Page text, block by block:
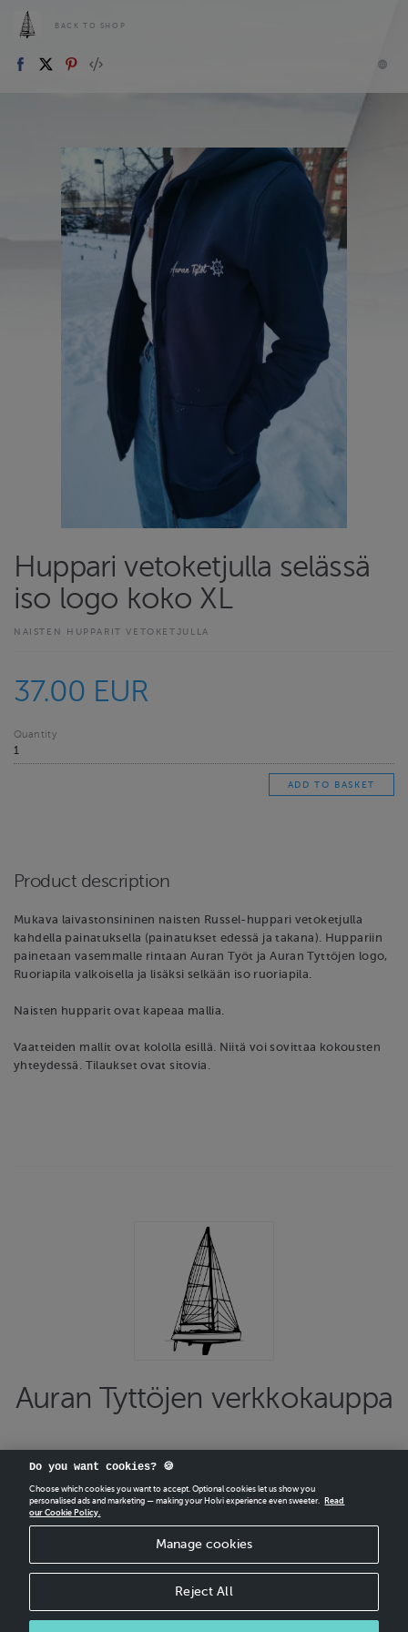
BACK TO SHOP
Huppari vetoketjulla selässä
iso logo koko XL
NAISTEN HUPPARIT VETOKETJULLA
37.00 EUR
Quantity
Product description
Mukava laivastonsininen naisten Russel-huppari vetoketjulla
kahdella painatuksella (painatukset edessä ja takana). Huppariin
painetaan vasemmalle rintaan Auran Työt ja Auran Tyttöjen logo,
Ruoriapila valkoisella ja lisäksi selkään iso ruoriapila.
Naisten hupparit ovat kapeaa mallia.
Vaatteiden mallit ovat kololla esillä. Niitä voi sovittaa kokousten
yhteydessä. Tilaukset ovat sitovia.
Auran Tyttöjen verkkokauppa
CREATEYOUR OWN HOLVI ONLINE STORE IN MINUTES.
Do you want cookies? 🍪
Choose which cookies you want to accept. Optional cookies let us show you
personalised ads and marketing — making your Holvi experience even sweeter.
Read
our Cookie Policy.
Manage cookies
Reject All